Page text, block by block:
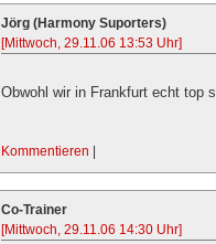
Jörg (Harmony Suporters)
[Mittwoch, 29.11.06 13:53 Uhr]
Obwohl wir in Frankfurt echt top
Kommentieren
Co-Trainer
[Mittwoch, 29.11.06 14:30 Uhr]